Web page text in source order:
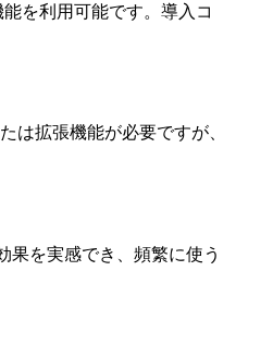
を利用可能です。導入コ
は拡張機能が必要ですが、
果を実感でき、頻繁に使う